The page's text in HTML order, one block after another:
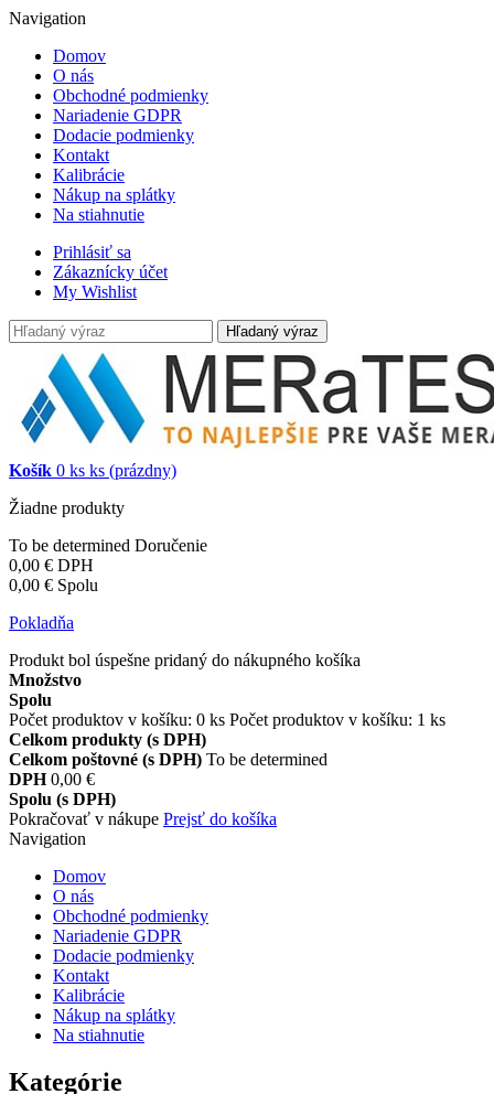
Navigation
Domov
O nás
Obchodné podmienky
Nariadenie GDPR
Dodacie podmienky
Kontakt
Kalibrácie
Nákup na splátky
Na stiahnutie
Prihlásiť sa
Zákaznícky účet
My Wishlist
Hľadaný výraz
Košík 0 ks ks (prázdny)
Žiadne produkty
To be determined Doručenie
0,00 € DPH
0,00 € Spolu
Pokladňa
Produkt bol úspešne pridaný do nákupného košíka
Množstvo
Spolu
Počet produktov v košíku: 0 ks Počet produktov v košíku: 1 ks
Celkom produkty (s DPH)
Celkom poštovné (s DPH) To be determined
DPH 0,00 €
Spolu (s DPH)
Pokračovať v nákupe Prejsť do košíka
Navigation
Domov
O nás
Obchodné podmienky
Nariadenie GDPR
Dodacie podmienky
Kontakt
Kalibrácie
Nákup na splátky
Na stiahnutie
Kategórie